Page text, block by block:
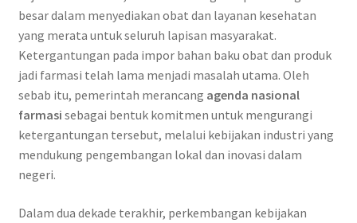
besar dalam menyediakan obat dan layanan kesehatan
yang merata untuk seluruh lapisan masyarakat.
Ketergantungan pada impor bahan baku obat dan produk
jadi farmasi telah lama menjadi masalah utama. Oleh
sebab itu, pemerintah merancang agenda nasional
farmasi sebagai bentuk komitmen untuk mengurangi
ketergantungan tersebut, melalui kebijakan industri yang
mendukung pengembangan lokal dan inovasi dalam
negeri.
Dalam dua dekade terakhir, perkembangan kebijakan